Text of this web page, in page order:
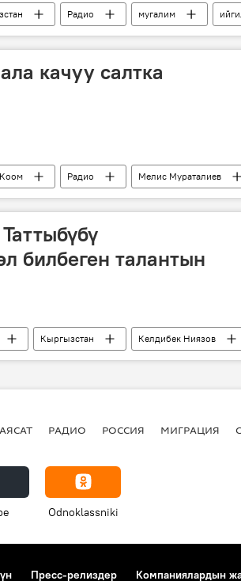
Радио мугалим
качуу салтка
Коом Радио
Мелис Мураталиев
билбеген талантын
Кыргызстан
Келдибек Ниязов
эскерүү
РАДИО РОССИЯ МИГРАЦИЯ
Odnoklassniki
Пресс-релиздер Компаниялардын